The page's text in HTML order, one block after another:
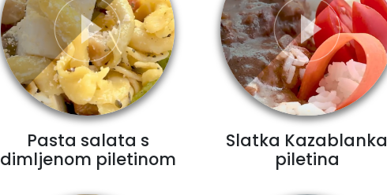
Pasta salata s
dimljenom piletinom
Slatka Kazablanka
piletina